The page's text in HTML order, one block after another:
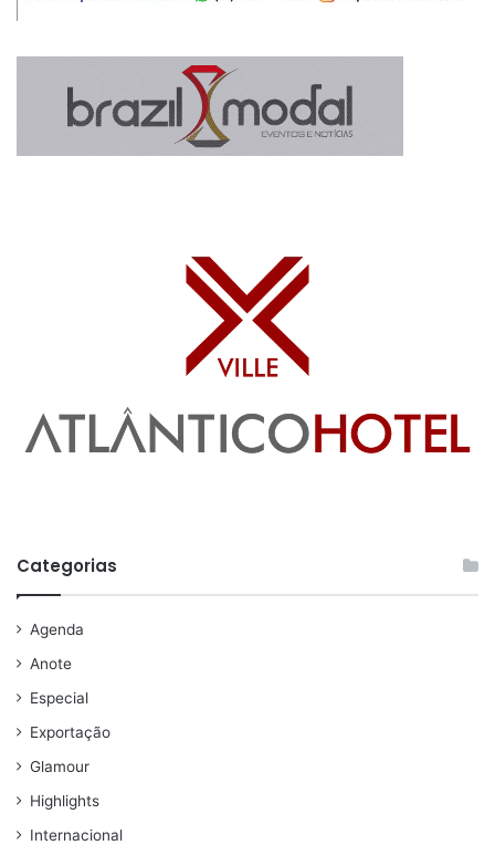
Categorias
Agenda
Anote
Especial
Exportação
Glamour
Highlights
Internacional